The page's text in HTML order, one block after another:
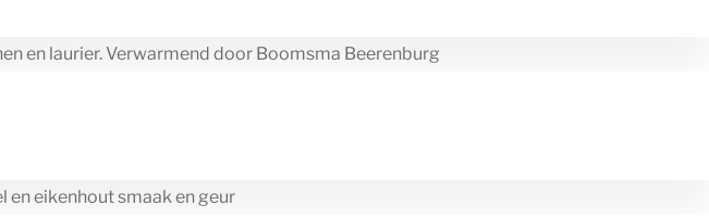
en laurier. Verwarmend door Boomsma Beerenburg
eikenhout smaak en geur